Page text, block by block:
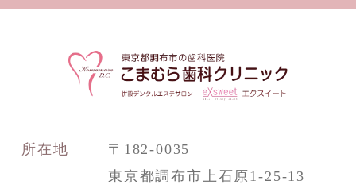
所在地
〒182-0035
東京都調布市上石原1-25-13